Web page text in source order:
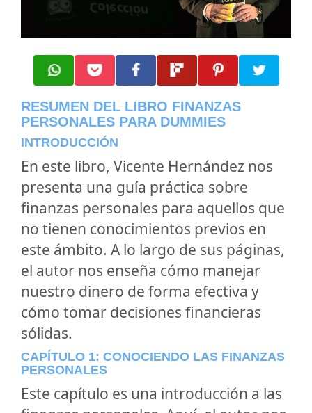
RESUMEN DEL LIBRO FINANZAS
PERSONALES PARA DUMMIES
INTRODUCCIÓN
En este libro, Vicente Hernández nos
presenta una guía práctica sobre
finanzas personales para aquellos que
no tienen conocimientos previos en
este ámbito. A lo largo de sus páginas,
el autor nos enseña cómo manejar
nuestro dinero de forma efectiva y
cómo tomar decisiones financieras
sólidas.
CAPÍTULO 1: CONOCIENDO LAS FINANZAS
PERSONALES
Este capítulo es una introducción a las